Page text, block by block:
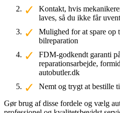
Kontakt, hvis
laves, så du ikke får
Mulighed for at spare
bilreparation
FDM-godkendt garanti
reparationsarbejde,
autobutler.dk
Nemt og trygt at bestille
Gør brug af disse fordele og vælg